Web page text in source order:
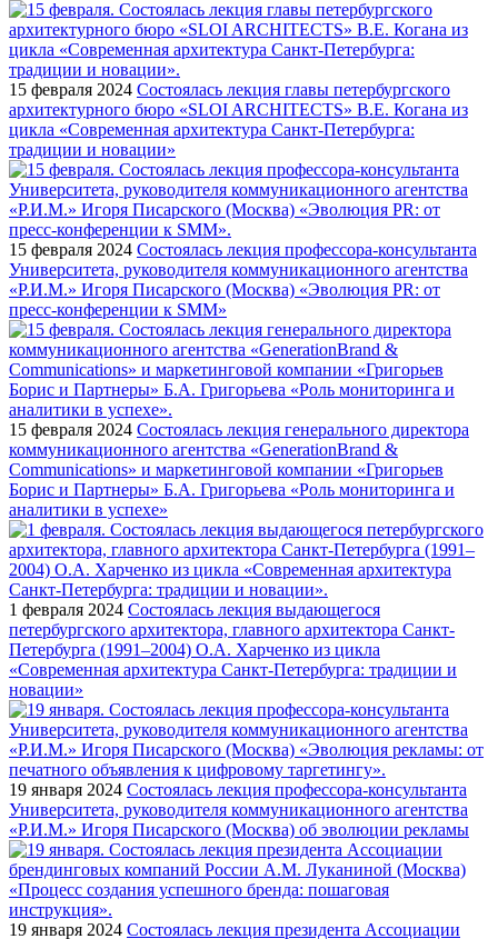
15 февраля 2024 Состоялась лекция главы петербургского
архитектурного бюро «SLOI ARCHITECTS» В.Е. Когана из
цикла «Современная архитектура Санкт-Петербурга:
традиции и новации»
15 февраля 2024 Состоялась лекция профессора-консультанта
Университета, руководителя коммуникационного агентства
«Р.И.М.» Игоря Писарского (Москва) «Эволюция PR: от
пресс-конференции к SMM»
15 февраля 2024 Состоялась лекция генерального директора
коммуникационного агентства «GenerationBrand &
Communications» и маркетинговой компании «Григорьев
Борис и Партнеры» Б.А. Григорьева «Роль мониторинга и
аналитики в успехе»
1 февраля 2024 Состоялась лекция выдающегося
петербургского архитектора, главного архитектора Санкт-
Петербурга (1991–2004) О.А. Харченко из цикла
«Современная архитектура Санкт-Петербурга: традиции и
новации»
19 января 2024 Состоялась лекция профессора-консультанта
Университета, руководителя коммуникационного агентства
«Р.И.М.» Игоря Писарского (Москва) об эволюции рекламы
19 января 2024 Состоялась лекция президента Ассоциации